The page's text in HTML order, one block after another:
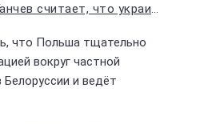
считает, что украинские власти проводят эвакуацию Харькова
что Польша тщательно
вокруг частной
и ведёт